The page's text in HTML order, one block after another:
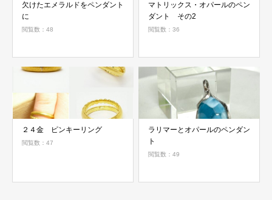
欠けたエメラルドをペンダント
に
閲覧数：48
マトリックス・オパールのペン
ダント その2
閲覧数：36
２４金 ピンキーリング
閲覧数：47
ラリマーとオパールのペンダン
ト
閲覧数：49